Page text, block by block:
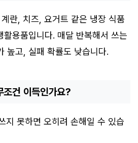
란, 치즈, 요거트 같은 냉장 식품
용품입니다. 매달 반복해서 쓰는
높고, 실패 확률도 낮습니다.
조건 이득인가요?
지 못하면 오히려 손해일 수 있습